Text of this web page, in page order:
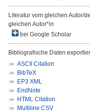
Literatur vom gleichen Autor/
gleichen Autor*in
bei Google Scholar
Bibliografische Daten
ASCII Citation
BibTeX
EP3 XML
EndNote
HTML Citation
Multiline CSV